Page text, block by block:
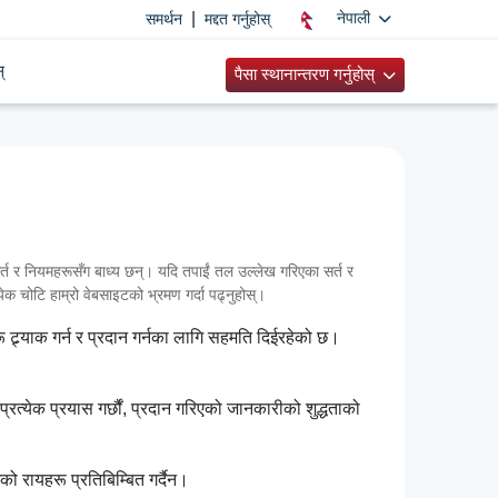
समर्थन मद्दत गर्नुहोस् नेपाली
पैसा स्थानान्तरण गर्नुहोस्
नियमहरूसँग बाध्य छन्। यदि तपाईं तल उल्लेख गरिएका सर्त र
हाम्रो वेबसाइटको भ्रमण गर्दा पढ्नुहोस्।
गर्न र प्रदान गर्नका लागि सहमति दिईरहेको छ।
प्रयास गर्छौं, प्रदान गरिएको जानकारीको शुद्धताको
रायहरू प्रतिबिम्बित गर्दैन।